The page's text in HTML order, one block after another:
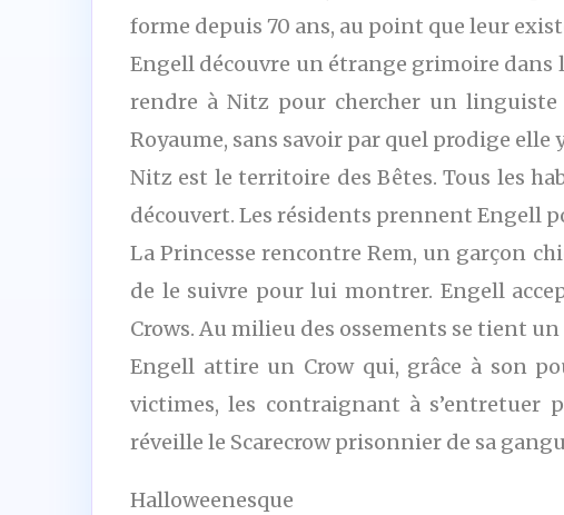
forme depuis 70 ans, au point que leur
Engell découvre un étrange grimoire dans
rendre à Nitz pour chercher un
Royaume, sans savoir par quel prodige
Nitz est le territoire des Bêtes. Tous les
découvert. Les résidents prennent Engell
La Princesse rencontre Rem, un garçon
de le suivre pour lui montrer. Engell
Crows. Au milieu des ossements se tient
Engell attire un Crow qui, grâce à son
victimes, les contraignant à s’entretuer
réveille le Scarecrow prisonnier de sa
Halloweenesque